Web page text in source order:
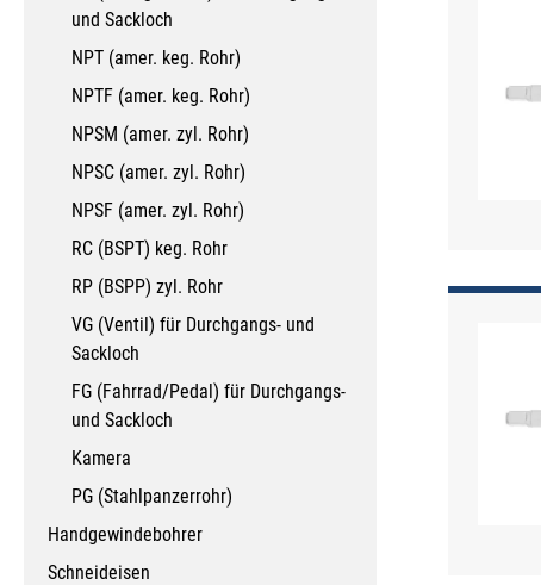
und Sackloch
NPT (amer. keg. Rohr)
NPTF (amer. keg. Rohr)
NPSM (amer. zyl. Rohr)
NPSC (amer. zyl. Rohr)
NPSF (amer. zyl. Rohr)
RC (BSPT) keg. Rohr
RP (BSPP) zyl. Rohr
VG (Ventil) für Durchgangs- und
Sackloch
FG (Fahrrad/Pedal) für Durchgangs-
und Sackloch
Kamera
PG (Stahlpanzerrohr)
Handgewindebohrer
Schneideisen